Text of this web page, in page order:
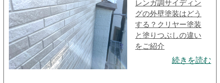
レンガ調サイディン
グの外壁塗装はどう
する？クリヤー塗装
と塗りつぶしの違い
をご紹介
続きを読む